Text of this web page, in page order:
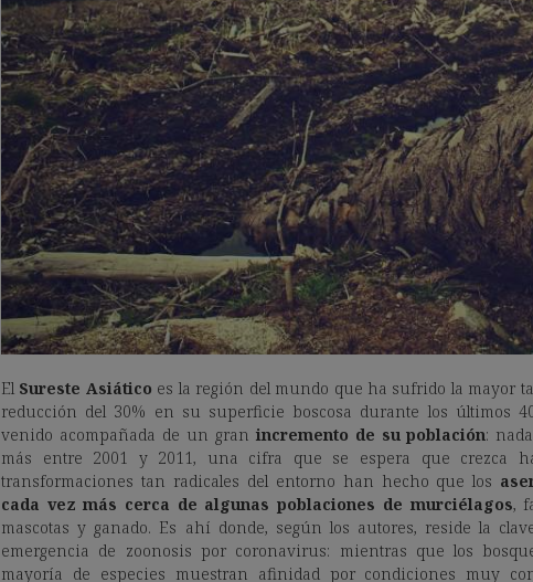
El Sureste Asiático es la región del mundo que ha sufrido la mayor
reducción del 30% en su superficie boscosa durante los últimos
venido acompañada de un gran incremento de su población:
más entre 2001 y 2011, una cifra que se espera que crezca
transformaciones tan radicales del entorno han hecho que los
cada vez más cerca de algunas poblaciones de murciélagos,
mascotas y ganado. Es ahí donde, según los autores, reside la
emergencia de zoonosis por coronavirus: mientras que los
mayoría de especies muestran afinidad por condiciones muy